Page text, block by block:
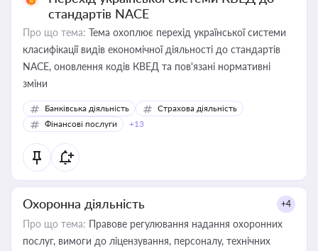
стандартів NACE
Про що тема: Тема охоплює перехід української системи
класифікації видів економічної діяльності до стандартів
NACE, оновлення кодів КВЕД та пов'язані нормативні
зміни
Банківська діяльність
Страхова діяльність
Фінансові послуги
+13
Охоронна діяльність +4
Про що тема: Правове регулювання надання охоронних
послуг, вимоги до ліцензування, персоналу, технічних